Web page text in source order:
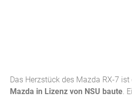
Das Herzstück des Mazda RX-7 ist
Mazda in Lizenz von NSU baute.